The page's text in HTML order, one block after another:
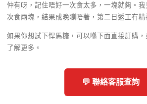
仲有呀，記住唔好一次食太多，一塊就夠。
次食兩塊，結果成晚瞓唔著，第二日返工冇精
如果你想試下悍馬糖，可以喺下面直接訂購
了解更多。
💬 聯絡客服查詢